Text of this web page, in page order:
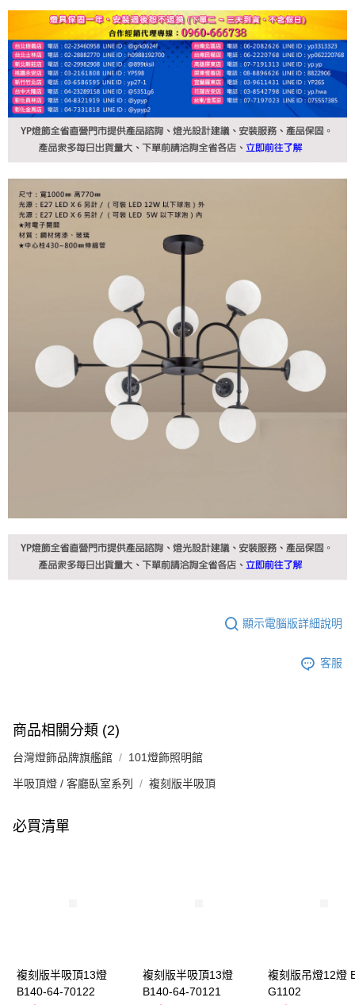
顯示電腦版詳細說明
客服
商品相關分類 (2)
台灣燈飾品牌旗艦館 101燈飾照明館
半吸頂燈 / 客廳臥室系列 複刻版半吸頂
必買清單
複刻版半吸頂13燈
B140-64-70122
複刻版半吸頂13燈
B140-64-70121
複刻版吊燈12燈
G1102